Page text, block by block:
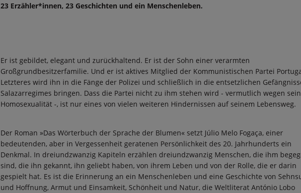
23 Erzähler*innen, 23 Geschichten und ein Menschenleben.
Er ist gebildet, elegant und zurückhaltend. Er ist der Sohn einer verarmten
Großgrundbesitzerfamilie. Und er ist aktives Mitglied der Kommunistischen Partei
Letzteres wird ihn in die Fänge der Polizei und schließlich in die entsetzlichen
Salazarregimes bringen. Dass die Partei nicht zu ihm stehen wird - vermutlich wegen
Homosexualität -, ist nur eines von vielen weiteren Hindernissen auf seinem Lebensweg.
Der Roman »Das Wörterbuch der Sprache der Blumen« setzt Júlio Melo Fogaça, einer
bedeutenden, aber in Vergessenheit geratenen Persönlichkeit des 20. Jahrhunderts ein
Denkmal. In dreiundzwanzig Kapiteln erzählen dreiundzwanzig Menschen, die ihm
sind, die ihn gekannt, ihn geliebt haben, von ihrem Leben und von der Rolle, die er darin
gespielt hat. Es ist die Erinnerung an ein Menschenleben und eine Geschichte von
und Hoffnung, Armut und Einsamkeit, Schönheit und Natur, die Weltliterat António Lobo